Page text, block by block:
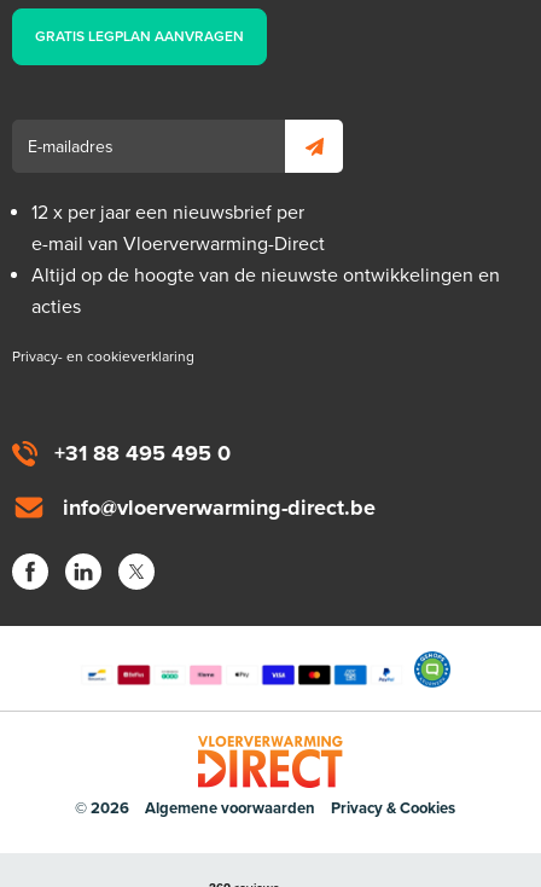
+31 88 495 495 0
info@vloerverwarming-direct.be
GRATIS LEGPLAN AANVRAGEN
12 x per jaar een nieuwsbrief per
e-mail van Vloerverwarming-Direct
Altijd op de hoogte van de nieuwste ontwikkelingen en
acties
Privacy- en cookieverklaring
© 2026 Algemene voorwaarden Privacy & Cookies